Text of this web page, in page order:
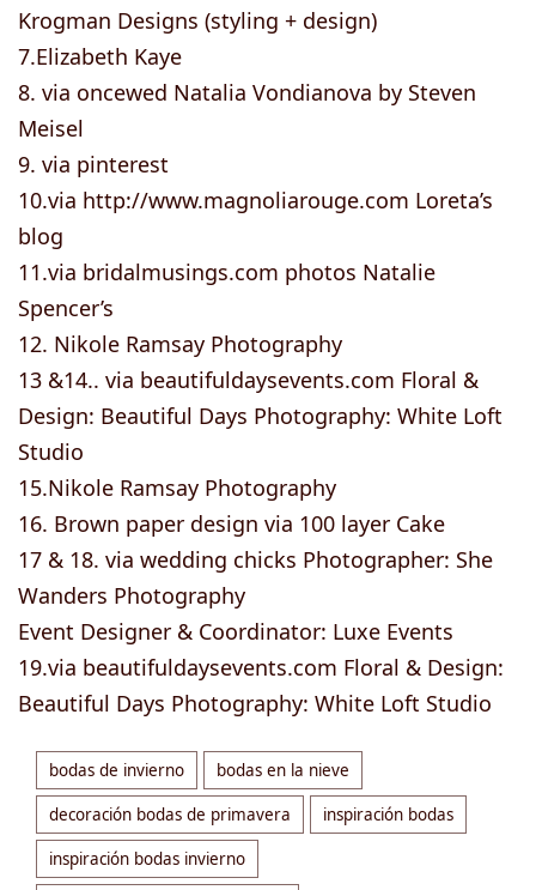
Krogman Designs (styling + design)
7.Elizabeth Kaye
8. via oncewed Natalia Vondianova by Steven
Meisel
9. via pinterest
10.via http://www.magnoliarouge.com Loreta’s
blog
11.via bridalmusings.com photos Natalie
Spencer’s
12. Nikole Ramsay Photography
13 &14.. via beautifuldaysevents.com Floral &
Design: Beautiful Days Photography: White Loft
Studio
15.Nikole Ramsay Photography
16. Brown paper design via 100 layer Cake
17 & 18. via wedding chicks Photographer: She
Wanders Photography
Event Designer & Coordinator: Luxe Events
19.via beautifuldaysevents.com Floral & Design:
Beautiful Days Photography: White Loft Studio
bodas de invierno bodas en la nieve
decoración bodas de primavera inspiración bodas
inspiración bodas invierno